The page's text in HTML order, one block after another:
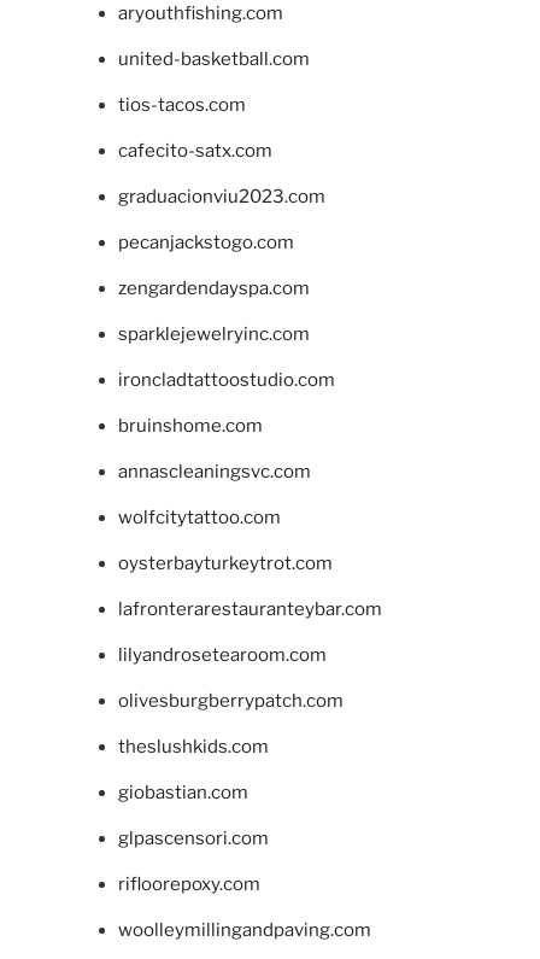
aryouthfishing.com
united-basketball.com
tios-tacos.com
cafecito-satx.com
graduacionviu2023.com
pecanjackstogo.com
zengardendayspa.com
sparklejewelryinc.com
ironcladtattoostudio.com
bruinshome.com
annascleaningsvc.com
wolfcitytattoo.com
oysterbayturkeytrot.com
lafronterarestauranteybar.com
lilyandrosetearoom.com
olivesburgberrypatch.com
theslushkids.com
giobastian.com
glpascensori.com
rifloorepoxy.com
woolleymillingandpaving.com